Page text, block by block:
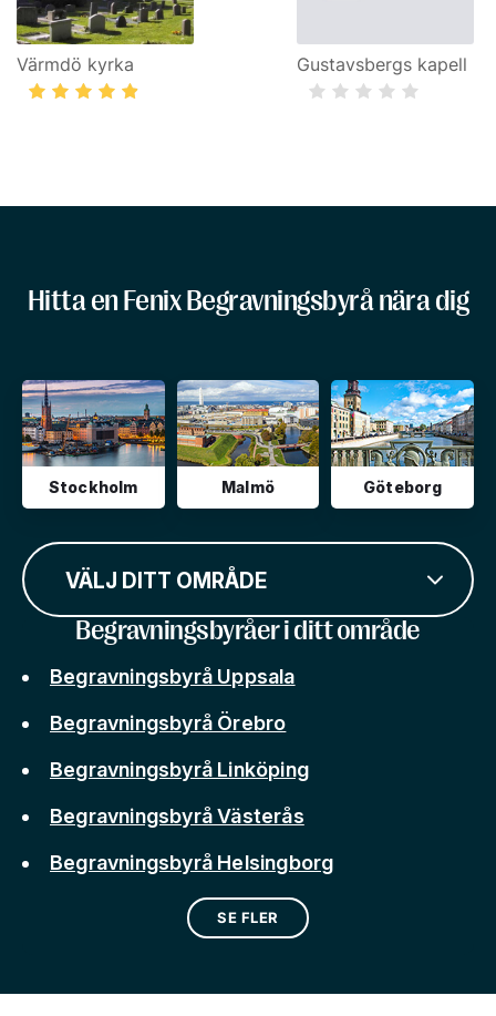
Värmdö kyrka Gustavsbergs kapell
Hitta en Fenix Begravningsbyrå nära dig
Stockholm Malmö Göteborg
VÄLJ DITT OMRÅDE
Begravningsbyråer i ditt område
Begravningsbyrå Uppsala
Begravningsbyrå Örebro
Begravningsbyrå Linköping
Begravningsbyrå Västerås
Begravningsbyrå Helsingborg
SE FLER